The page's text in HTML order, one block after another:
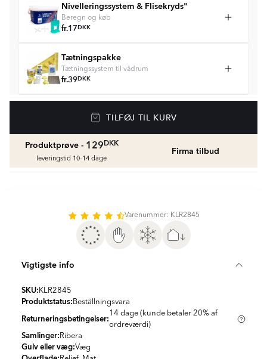
Nivelleringssystem & Flisekryds"
Beregn og køb
fr.17DKK
Tætningspakke
Tætningssystem til vådrum
fr.39DKK
Se farver og beregn den rette mængde
fr.75 DKK
Fliseliste
Beregn og køb
DKK
TILFØJ TIL KURV
Produktprøve - 129DKK
leveringstid 10-14 dage
Firma tilbud
Varenummer: KLR2845
Vigtigste info
SKU: KLR2845
Produktstatus: Beställningsvara
Returneringsbetingelser:14 dage (kunde betaler 20% af
ordreværdi)
Samlinger: Ribera
Gulv eller væg:Væg